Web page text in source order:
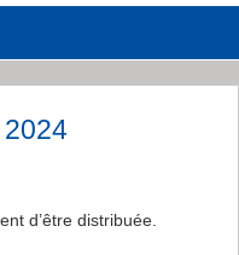
2024
d’être distribuée.